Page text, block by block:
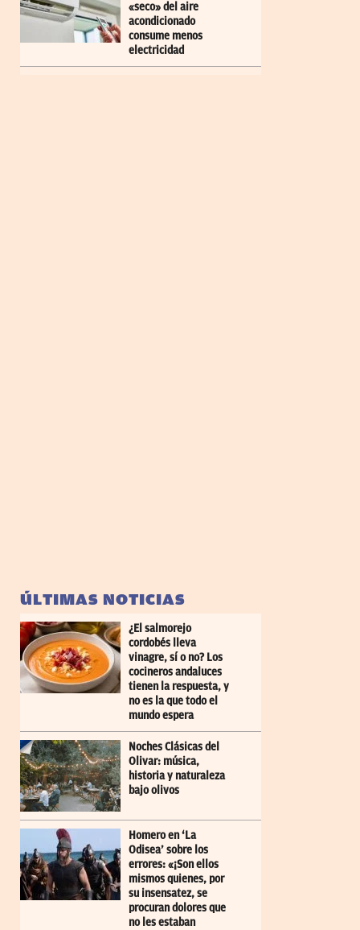
«seco» del aire
acondicionado
consume menos
electricidad
ÚLTIMAS NOTICIAS
¿El salmorejo
cordobés lleva
vinagre, sí o no? Los
cocineros andaluces
tienen la respuesta, y
no es la que todo el
mundo espera
Noches Clásicas del
Olivar: música,
historia y naturaleza
bajo olivos
Homero en ‘La
Odisea’ sobre los
errores: «¡Son ellos
mismos quienes, por
su insensatez, se
procuran dolores que
no les estaban